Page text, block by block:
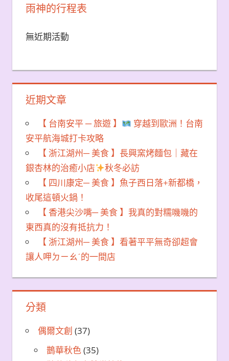
雨神的行程表
無近期活動
近期文章
【 台南安平 ─ 旅遊 】
穿越到歐洲！台南
安平航海城打卡攻略
【 浙江湖州─ 美食 】長興窯烤麵包｜藏在
銀杏林的治癒小店
秋冬必訪
【 四川康定─ 美食 】魚子西日落+新都橋，
收尾這頓火鍋！
【 香港尖沙嘴─ 美食 】我真的對糯嘰嘰的
東西真的沒有抵抗力！
【 浙江湖州─ 美食 】看著平平無奇卻超會
讓人呷ㄉㄧㄠˊ的一間店
分類
偶爾文創 (37)
鵲華秋色(35)